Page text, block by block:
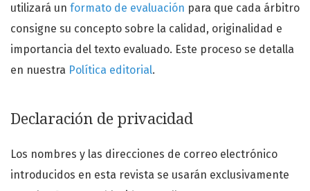
utilizará un formato de evaluación para que cada árbitro
consigne su concepto sobre la calidad, originalidad e
importancia del texto evaluado. Este proceso se detalla
en nuestra Política editorial.
Declaración de privacidad
Los nombres y las direcciones de correo electrónico
introducidos en esta revista se usarán exclusivamente